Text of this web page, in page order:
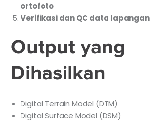
ortofoto
Verifikasi dan QC data lapangan
Output yang
Dihasilkan
Digital Terrain Model (DTM)
Digital Surface Model (DSM)